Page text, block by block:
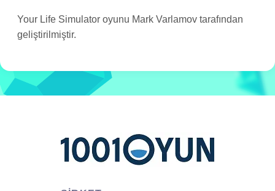
Your Life Simulator oyunu Mark Varlamov tarafından
geliştirilmiştir.